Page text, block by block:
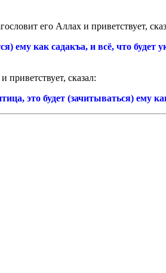
его Аллах и приветствует,
ему как садакъа, и всё, что будет
приветствует, сказал:
это будет (зачитываться) ему